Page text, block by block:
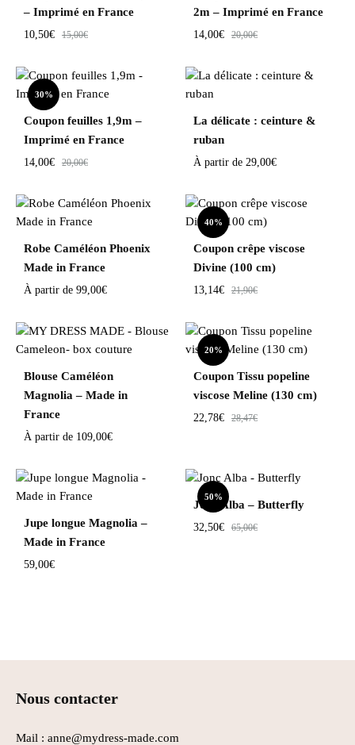
– Imprimé en France
10,50€ 15,00€
2m – Imprimé en France
14,00€ 20,00€
30%
Coupon feuilles 1,9m –
Imprimé en France
14,00€ 20,00€
La délicate : ceinture &
ruban
À partir de 29,00€
Robe Caméléon Phoenix
Made in France
À partir de 99,00€
40%
Coupon crêpe viscose
Divine (100 cm)
13,14€ 21,90€
Blouse Caméléon
Magnolia – Made in
France
À partir de 109,00€
20%
Coupon Tissu popeline
viscose Meline (130 cm)
22,78€ 28,47€
Jupe longue Magnolia –
Made in France
59,00€
50%
Jonc Alba – Butterfly
32,50€ 65,00€
Nous contacter
Mail : anne@mydress-made.com